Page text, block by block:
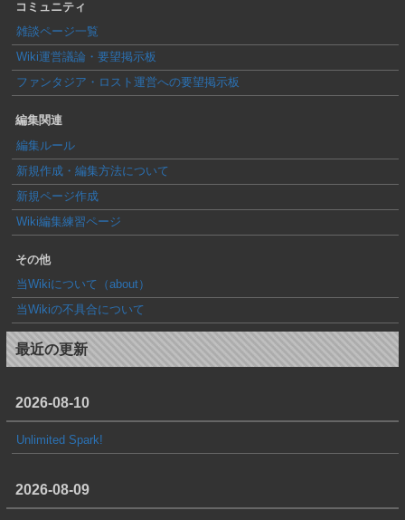
コミュニティ
雑談ページ一覧
Wiki運営議論・要望掲示板
ファンタジア・ロスト運営への要望掲示板
編集関連
編集ルール
新規作成・編集方法について
新規ページ作成
Wiki編集練習ページ
その他
当Wikiについて（about）
当Wikiの不具合について
最近の更新
2026-08-10
Unlimited Spark!
2026-08-09